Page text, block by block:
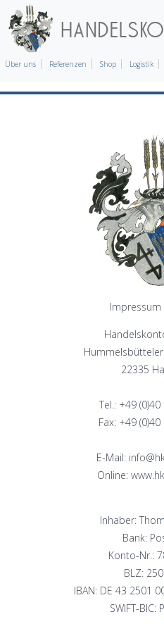
Über uns Referenzen Shop Logistik
22335
Tel.: +49
Fax: +49
E-Mail:
Online:
Inhaber:
Bank:
Konto-Nr.:
BLZ:
IBAN: DE 43 2501
SWIFT-BIC: